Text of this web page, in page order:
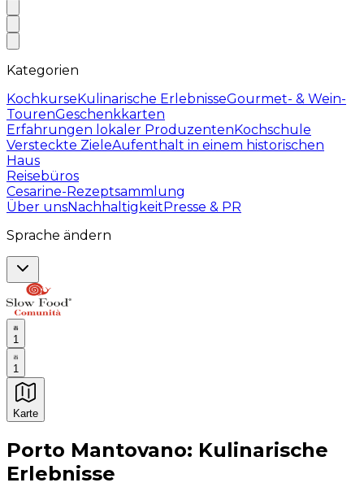
Kategorien
KochkurseKulinarische ErlebnisseGourmet- & Wein-
TourenGeschenkkarten
Erfahrungen lokaler ProduzentenKochschule
Versteckte ZieleAufenthalt in einem historischen
Haus
Reisebüros
Cesarine-Rezeptsammlung
Über unsNachhaltigkeitPresse & PR
Sprache ändern
1
1
Karte
Unvergessliche kulinarische Erlebnisse:
Porto Mantovano: Kulinarische
Erlebnisse